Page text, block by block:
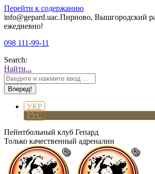
Перейти к содержанию
info@gepard.uaс.Пирново, Вышгородский
ежедневно!
098 111-99-11
Search:
Найти...
УКР
РУС
Пейнтбольный клуб Гепард
Только качественный адреналин